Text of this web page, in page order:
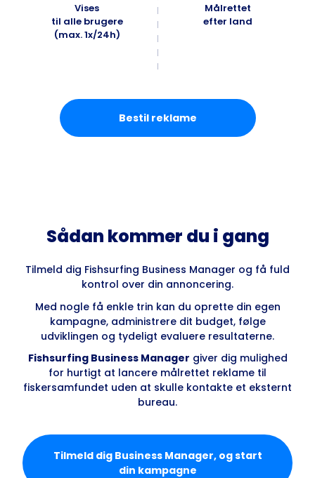
Vises
til alle brugere
(max. 1x/24h)
Målrettet
efter land
Bestil reklame
Sådan kommer du i gang
Tilmeld dig Fishsurfing Business Manager og få fuld
kontrol over din annoncering.
Med nogle få enkle trin kan du oprette din egen
kampagne, administrere dit budget, følge
udviklingen og tydeligt evaluere resultaterne.
Fishsurfing Business Manager giver dig mulighed
for hurtigt at lancere målrettet reklame til
fiskersamfundet uden at skulle kontakte et eksternt
bureau.
Tilmeld dig Business Manager, og start
din kampagne